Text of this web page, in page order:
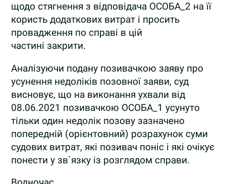
щодо стягнення з відповідача ОСОБА_2 на її
користь додаткових витрат і просить
провадження по справі в цій
частині закрити.
Аналізуючи подану позивачкою заяву про
усунення недоліків позовної заяви, суд
висновує, що на виконання ухвали від
08.06.2021 позивачкою ОСОБА_1 усунуто
тільки один недолік позову зазначено
попередній (орієнтовний) розрахунок суми
судових витрат, які позивач поніс і які очікує
понести у зв`язку із розглядом справи.